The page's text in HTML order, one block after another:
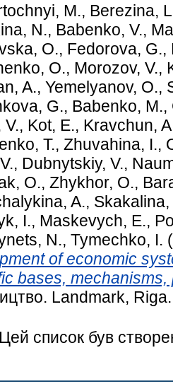
M., Berezina,
N., Babenko, V.,
O., Fedorova, G.,
O., Morozov, V.,
A., Yemelyanov, O.,
G., Babenko, M.,
V., Kot, Е., Kravchun,
T., Zhuvahina, I.,
, Dubnytskiy, V.,
O., Zhykhor, O.,
A., Skakalina,
I., Maskevych, E.,
N., Tymechko, I.
of economic
bases,
Landmark, Riga.
Цей список був